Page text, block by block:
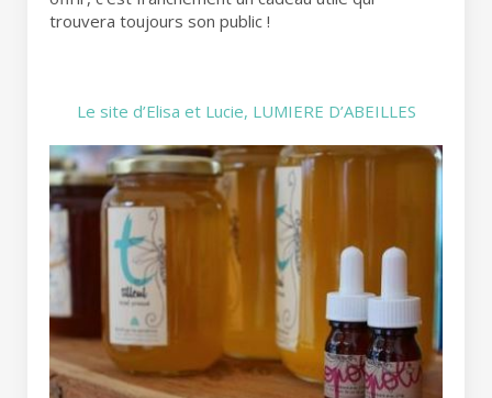
trouvera toujours son public !
Le site d’Elisa et Lucie, LUMIERE D’ABEILLES